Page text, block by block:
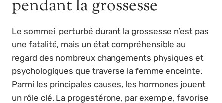
pendant la grossesse
Le sommeil perturbé durant la grossesse n’est pas
une fatalité, mais un état compréhensible au
regard des nombreux changements physiques et
psychologiques que traverse la femme enceinte.
Parmi les principales causes, les hormones jouent
un rôle clé. La progestérone, par exemple, favorise